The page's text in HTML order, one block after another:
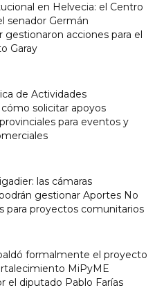
en Helvecia: el Centro
senador Germán
gestionaron acciones para el
Garay
de Actividades
solicitar apoyos
para eventos y
las cámaras
gestionar Aportes No
para proyectos comunitarios
formalmente el proyecto
MiPyME
el diputado Pablo Farías